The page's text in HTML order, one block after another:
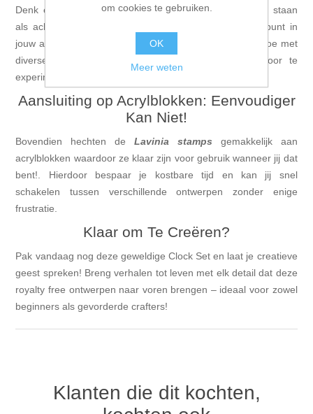
Denk eens na over hoe prachtig deze klokstempel zou staan
als achtergrond op een verjaardagskaart of als ankerpunt in
jouw art journal pagina's vol herinneringen. Voeg kleur toe met
diverse mediums of creëren interessante texturen door te
experimenteren met verschillende soorten inkten.
Aansluiting op Acrylblokken: Eenvoudiger
Kan Niet!
Bovendien hechten de Lavinia stamps gemakkelijk aan
acrylblokken waardoor ze klaar zijn voor gebruik wanneer jij dat
bent!. Hierdoor bespaar je kostbare tijd en kan jij snel
schakelen tussen verschillende ontwerpen zonder enige
frustratie.
Klaar om Te Creëren?
Pak vandaag nog deze geweldige Clock Set en laat je creatieve
geest spreken! Breng verhalen tot leven met elk detail dat deze
royalty free ontwerpen naar voren brengen – ideaal voor zowel
beginners als gevorderde crafters!
Klanten die dit kochten,
om cookies te gebruiken.
OK
Meer weten